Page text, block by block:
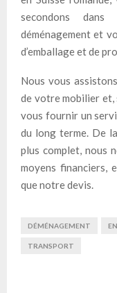
secondons
déménagement et
d’emballage et de
Nous vous
de votre mobilier et,
vous fournir un
du long terme. De
plus complet, nous
moyens financiers,
que notre devis.
DÉMÉNAGEMENT
TRANSPORT